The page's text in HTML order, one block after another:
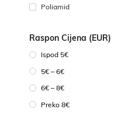
Poliamid
Raspon Cijena (EUR)
Ispod 5€
5€ – 6€
6€ – 8€
Preko 8€